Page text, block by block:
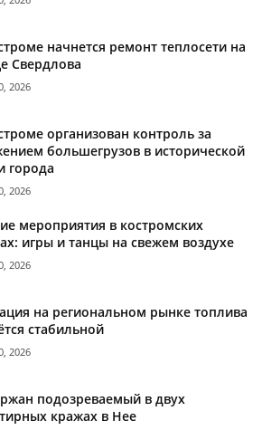
начнется ремонт теплосети на
Свердлова
2026
организован контроль за
большегрузов в исторической
города
2026
мероприятия в костромских
игры и танцы на свежем воздухе
2026
на региональном рынке топлива
стабильной
2026
подозреваемый в двух
кражах в Нее